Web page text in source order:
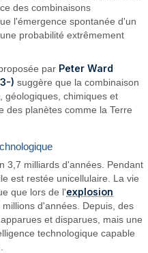
des combinaisons
l'émergence spontanée d'un
probabilité extrêmement
par Peter Ward
) suggère que la combinaison
géologiques, chimiques et
des planètes comme la Terre
3,7 milliards d'années. Pendant
est restée unicellulaire. La vie
que lors de l'explosion
millions d'années. Depuis, des
et disparues, mais une
technologique capable